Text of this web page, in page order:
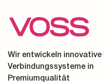
Wir entwickeln
Verbindungssysteme in
Premiumqualität